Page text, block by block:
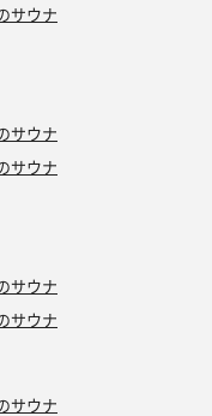
サウナ
サウナ
サウナ
サウナ
サウナ
サウナ